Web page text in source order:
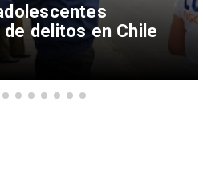
delitos en Chile